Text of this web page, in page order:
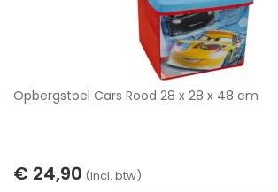
Opbergstoel Cars Rood 28 x 28 x 48 cm
€ 24,90 (incl. btw)